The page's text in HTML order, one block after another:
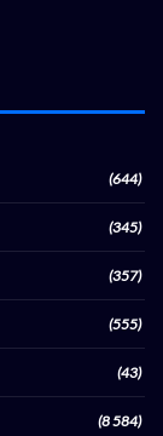
(644)
(345)
(357)
(555)
(43)
(8 584)